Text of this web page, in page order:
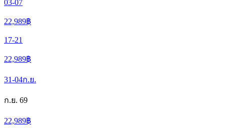
03-07
22,989฿
17-21
22,989฿
31-04ก.ย.
ก.ย. 69
22,989฿